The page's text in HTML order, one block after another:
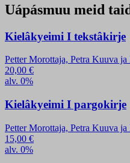
Uápásmuu meid
Kielâkyeimi I tekstâkirje
Petter Morottaja, Petra Kuuva
20,00 €
alv. 0%
Kielâkyeimi I pargokirje
Petter Morottaja, Petra Kuuva
15,00 €
alv. 0%